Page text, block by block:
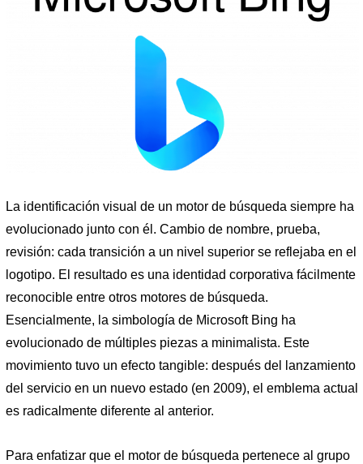
La identificación visual de un motor de búsqueda siempre ha
evolucionado junto con él. Cambio de nombre, prueba,
revisión: cada transición a un nivel superior se reflejaba en el
logotipo. El resultado es una identidad corporativa fácilmente
reconocible entre otros motores de búsqueda.
Esencialmente, la simbología de Microsoft Bing ha
evolucionado de múltiples piezas a minimalista. Este
movimiento tuvo un efecto tangible: después del lanzamiento
del servicio en un nuevo estado (en 2009), el emblema actual
es radicalmente diferente al anterior.
Para enfatizar que el motor de búsqueda pertenece al grupo